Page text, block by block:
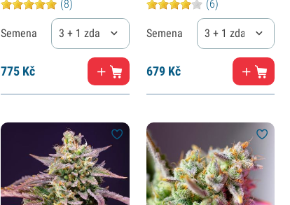
(8)
Semena 3 + 1 zdarma
775 Kč
(6)
Semena 3 + 1 zdarma
679Kč